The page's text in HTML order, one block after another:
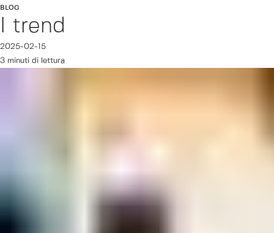
BLOG
I trend
2025-02-15
3 minuti di lettura